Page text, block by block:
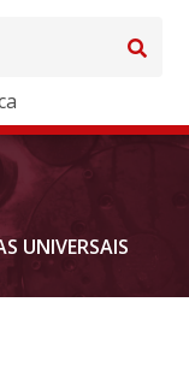
UNIVERSAIS